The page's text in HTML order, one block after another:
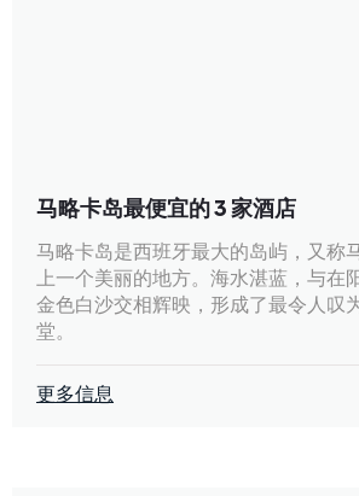
马略卡岛最便宜的 3 家酒店
马略卡岛是西班牙最大的岛屿，又称
上一个美丽的地方。海水湛蓝，与在
金色白沙交相辉映，形成了最令人叹
堂。
更多信息